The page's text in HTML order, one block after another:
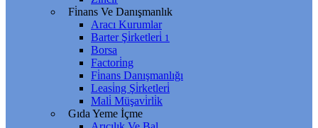
Fi̇nans Ve Danışmanlık
Aracı Kurumlar
Barter Şi̇rketleri̇ 1
Borsa
Factori̇ng
Fi̇nans Danışmanlığı
Leasi̇ng Şi̇rketleri̇
Mali̇ Müşavi̇rli̇k
Gıda Yeme İçme